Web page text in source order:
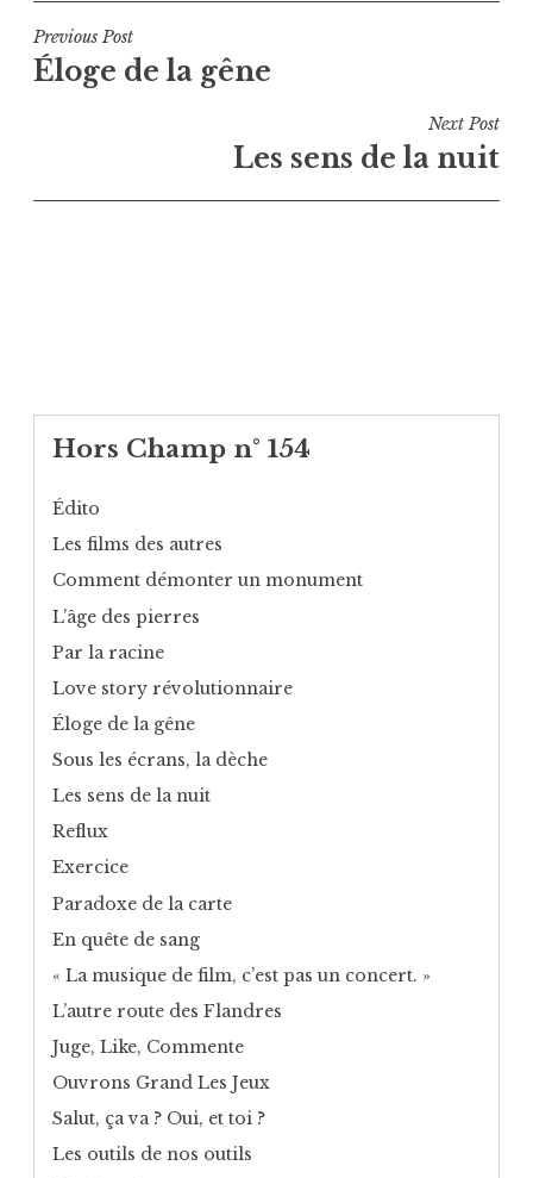
Navigation
de
Previous Post
Éloge de la gêne
Next Post
Les sens de la nuit
Hors Champ n° 154
Édito
Les films des autres
Comment démonter un monument
L’âge des pierres
Par la racine
Love story révolutionnaire
Éloge de la gêne
Sous les écrans, la dèche
Les sens de la nuit
Reflux
Exercice
Paradoxe de la carte
En quête de sang
« La musique de film, c’est pas un concert. »
L’autre route des Flandres
Juge, Like, Commente
Ouvrons Grand Les Jeux
Salut, ça va ? Oui, et toi ?
Les outils de nos outils